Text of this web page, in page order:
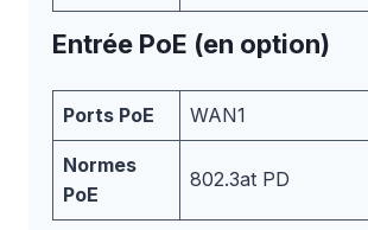
Entrée PoE (en option)
Ports PoE WAN1
Normes
PoE
802.3at PD